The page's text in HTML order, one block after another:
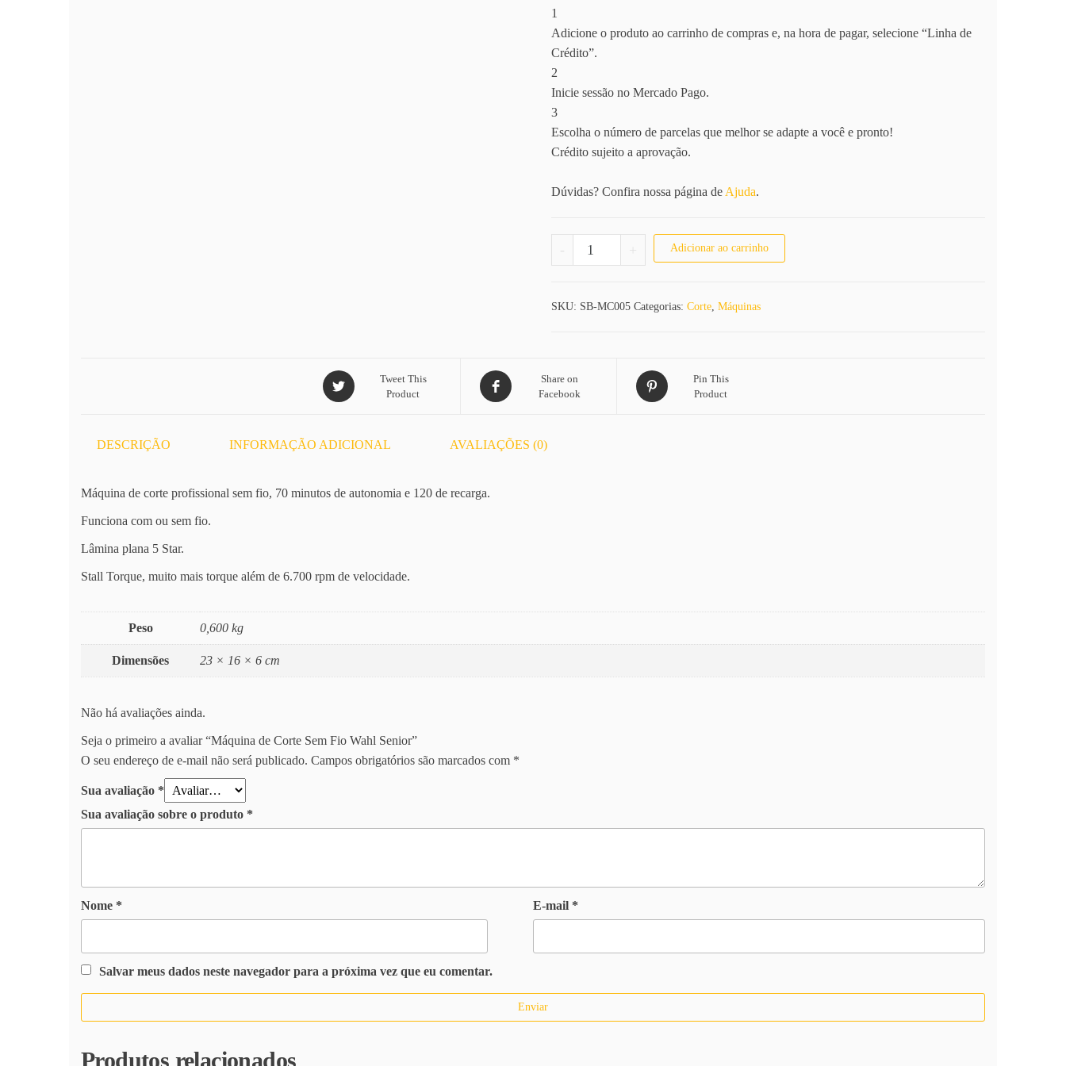
1
Adicione o produto ao carrinho de compras e, na hora de pagar, selecione “Linha de
Crédito”.
2
Inicie sessão no Mercado Pago.
3
Escolha o número de parcelas que melhor se adapte a você e pronto!
Crédito sujeito a aprovação.
Dúvidas? Confira nossa página de Ajuda.
- Máquina de Corte Sem Fio Wahl Senior quantidade
Adicionar ao carrinho
SKU: SB-MC005 Categorias: Corte, Máquinas
Tweet This
Product
Share on
Facebook
Pin This
Product
DESCRIÇÃO INFORMAÇÃO ADICIONAL AVALIAÇÕES (0)
Máquina de corte profissional sem fio, 70 minutos de autonomia e 120 de recarga.
Funciona com ou sem fio.
Lâmina plana 5 Star.
Stall Torque, muito mais torque além de 6.700 rpm de velocidade.
Peso 0,600 kg
Dimensões 23 × 16 × 6 cm
Não há avaliações ainda.
Seja o primeiro a avaliar “Máquina de Corte Sem Fio Wahl Senior”
O seu endereço de e-mail não será publicado. Campos obrigatórios são marcados com *
Sua avaliação *
Sua avaliação sobre o produto *
Nome * E-mail *
Salvar meus dados neste navegador para a próxima vez que eu comentar.
Produtos relacionados